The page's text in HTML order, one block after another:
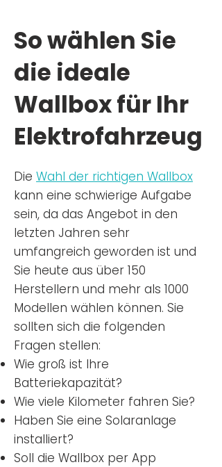
So wählen Sie
die ideale
Wallbox für Ihr
Elektrofahrzeug
Die Wahl der richtigen Wallbox
kann eine schwierige Aufgabe
sein, da das Angebot in den
letzten Jahren sehr
umfangreich geworden ist und
Sie heute aus über 150
Herstellern und mehr als 1000
Modellen wählen können. Sie
sollten sich die folgenden
Fragen stellen:
Wie groß ist Ihre
Batteriekapazität?
Wie viele Kilometer fahren Sie?
Haben Sie eine Solaranlage
installiert?
Soll die Wallbox per App